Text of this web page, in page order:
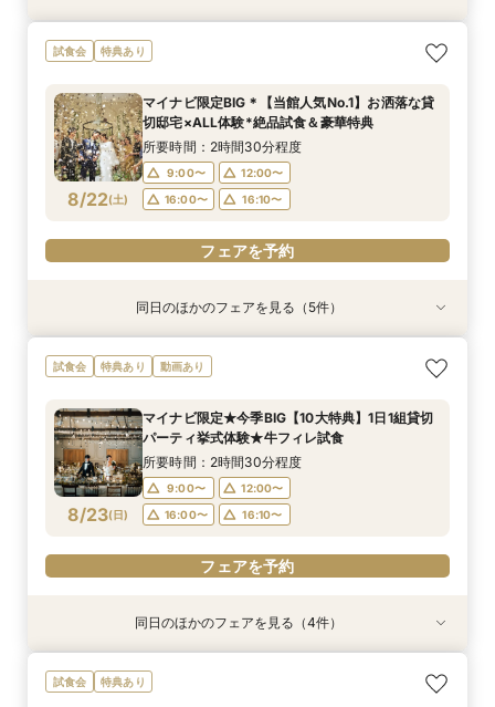
8/21(金)
【大人10名～貸切W】少人数向けフェア♪豪華試
食＆見積もり相談
11:00〜
12:00〜
14:00〜
15:00〜
17:00〜
8/21(金)
《徹底比較*2件目以降の方へ》見積り相談×試食
付*貸切邸宅体験
11:00〜
12:00〜
14:00〜
15:00〜
17:00〜
8/21(金)
【オンライン開催】遠方在住でも安心◆バーチャ
ル見学＆相談会
12:00〜
15:00〜
17:00〜
フェアを予約
8/21(金)
【無料試食付き】お気軽マタニティ＆パパママ
キッズ婚相談会
12:00〜 14:00〜
フェアを予約
8/21(金)
【TRUNKで挙げるなら1件目がお得】無料試食×
お気軽相談会
12:00〜 14:00〜
フェアを予約
試食会 特典あり
8/22(土)
マイナビ限定BIG＊【当館人気No.1】お洒落な貸
切邸宅×ALL体験*絶品試食＆豪華特典
所要時間：2時間30分程度
9:00〜
12:00〜
16:00〜
16:10〜
フェアを予約
特典あり
8/22(土)
《徹底比較*2件目以降の方へ》見積り相談×試食
付*貸切邸宅体験
9:00〜
12:00〜
16:00〜
16:10〜
フェアを予約
特典あり
8/22(土)
【お料理重視◎】シェフ渾身の豪華フレンチ試食
×おもてなし体験
9:00〜
12:00〜
16:00〜
16:10〜
フェアを予約
特典あり
8/22(土)
初見学でも安心◎「即決なし」アップ額が少ない
新プラン×試食付
9:00〜
12:00〜
16:00〜
16:10〜
フェアを予約
特典あり
8/22(土)
【大人10名～貸切W】少人数向けフェア♪豪華試
食＆見積もり相談
9:00〜
12:00〜
16:00〜
16:10〜
フェアを予約
8/22(土)
【オンライン開催】遠方在住でも安心◆バーチャ
ル見学＆相談会
10:00〜 17:00〜
フェアを予約
同日のほかのフェアを見る（5件）
試食会 特典あり 動画あり
8/23(日)
マイナビ限定★今季BIG【10大特典】1日1組貸切
パーティ挙式体験★牛フィレ試食
所要時間：2時間30分程度
9:00〜
12:00〜
16:00〜
16:10〜
フェアを予約
特典あり
《徹底比較*2件目以降の方へ》見積り相談×試食
付*貸切邸宅体験
特典あり
【大人10名～貸切W】少人数向けフェア♪豪華試
食＆見積もり相談
特典あり
初見学でも安心◎「即決なし」アップ額が少ない
新プラン×試食付
特典あり
【お料理重視◎】シェフ渾身の豪華フレンチ試食
×おもてなし体験
同日のほかのフェアを見る（4件）
試食会 特典あり